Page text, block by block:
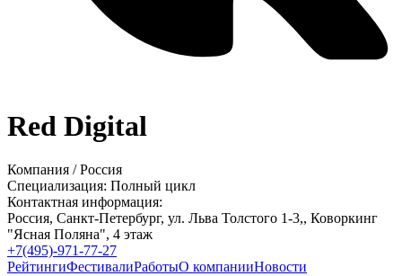
Red Digital
Компания /Россия
Специализация: Полный цикл
Контактная информация:
Россия, Санкт-Петербург, ул. Льва Толстого 1-3,, Коворкинг
"Ясная Поляна", 4 этаж
+7(495)-971-77-27
РейтингиФестивалиРаботыО компанииНовости